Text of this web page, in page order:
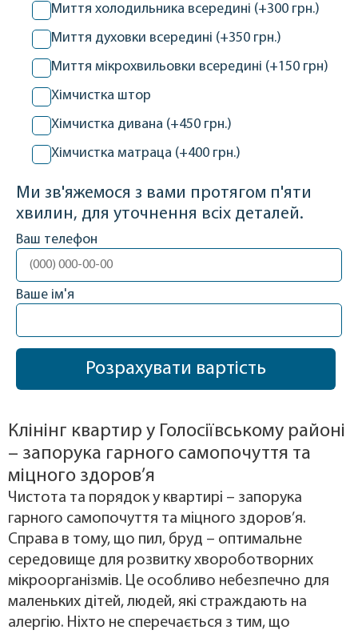
Миття холодильника всередині (+300 грн.)
Миття духовки всередині (+350 грн.)
Миття мікрохвильовки всередині (+150 грн)
Хімчистка штор
Хімчистка дивана (+450 грн.)
Хімчистка матраца (+400 грн.)
Ми зв'яжемося з вами протягом п'яти
хвилин, для уточнення всіх деталей.
Ваш телефон
Ваше ім'я
Клінінг квартир у Голосіївському районі
– запорука гарного самопочуття та
міцного здоров’я
Чистота та порядок у квартирі – запорука
гарного самопочуття та міцного здоров’я.
Справа в тому, що пил, бруд – оптимальне
середовище для розвитку хвороботворних
мікроорганізмів. Це особливо небезпечно для
маленьких дітей, людей, які страждають на
алергію. Ніхто не сперечається з тим, що